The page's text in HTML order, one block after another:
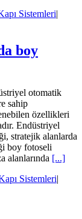
Sistemleri|
boy
otomatik
sahip
özellikleri
Endüstriyel
stratejik alanlarda
boy fotoseli
alanlarında [...]
Sistemleri|